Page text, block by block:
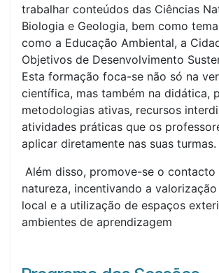
trabalhar conteúdos das Ciências
Biologia e Geologia, bem como
como a Educação Ambiental, a
Objetivos de Desenvolvimento
Esta formação foca-se não só na
científica, mas também na didática,
metodologias ativas, recursos
atividades práticas que os
aplicar diretamente nas suas turmas.
Além disso, promove-se o contacto
natureza, incentivando a
local e a utilização de espaços
ambientes de aprendizagem